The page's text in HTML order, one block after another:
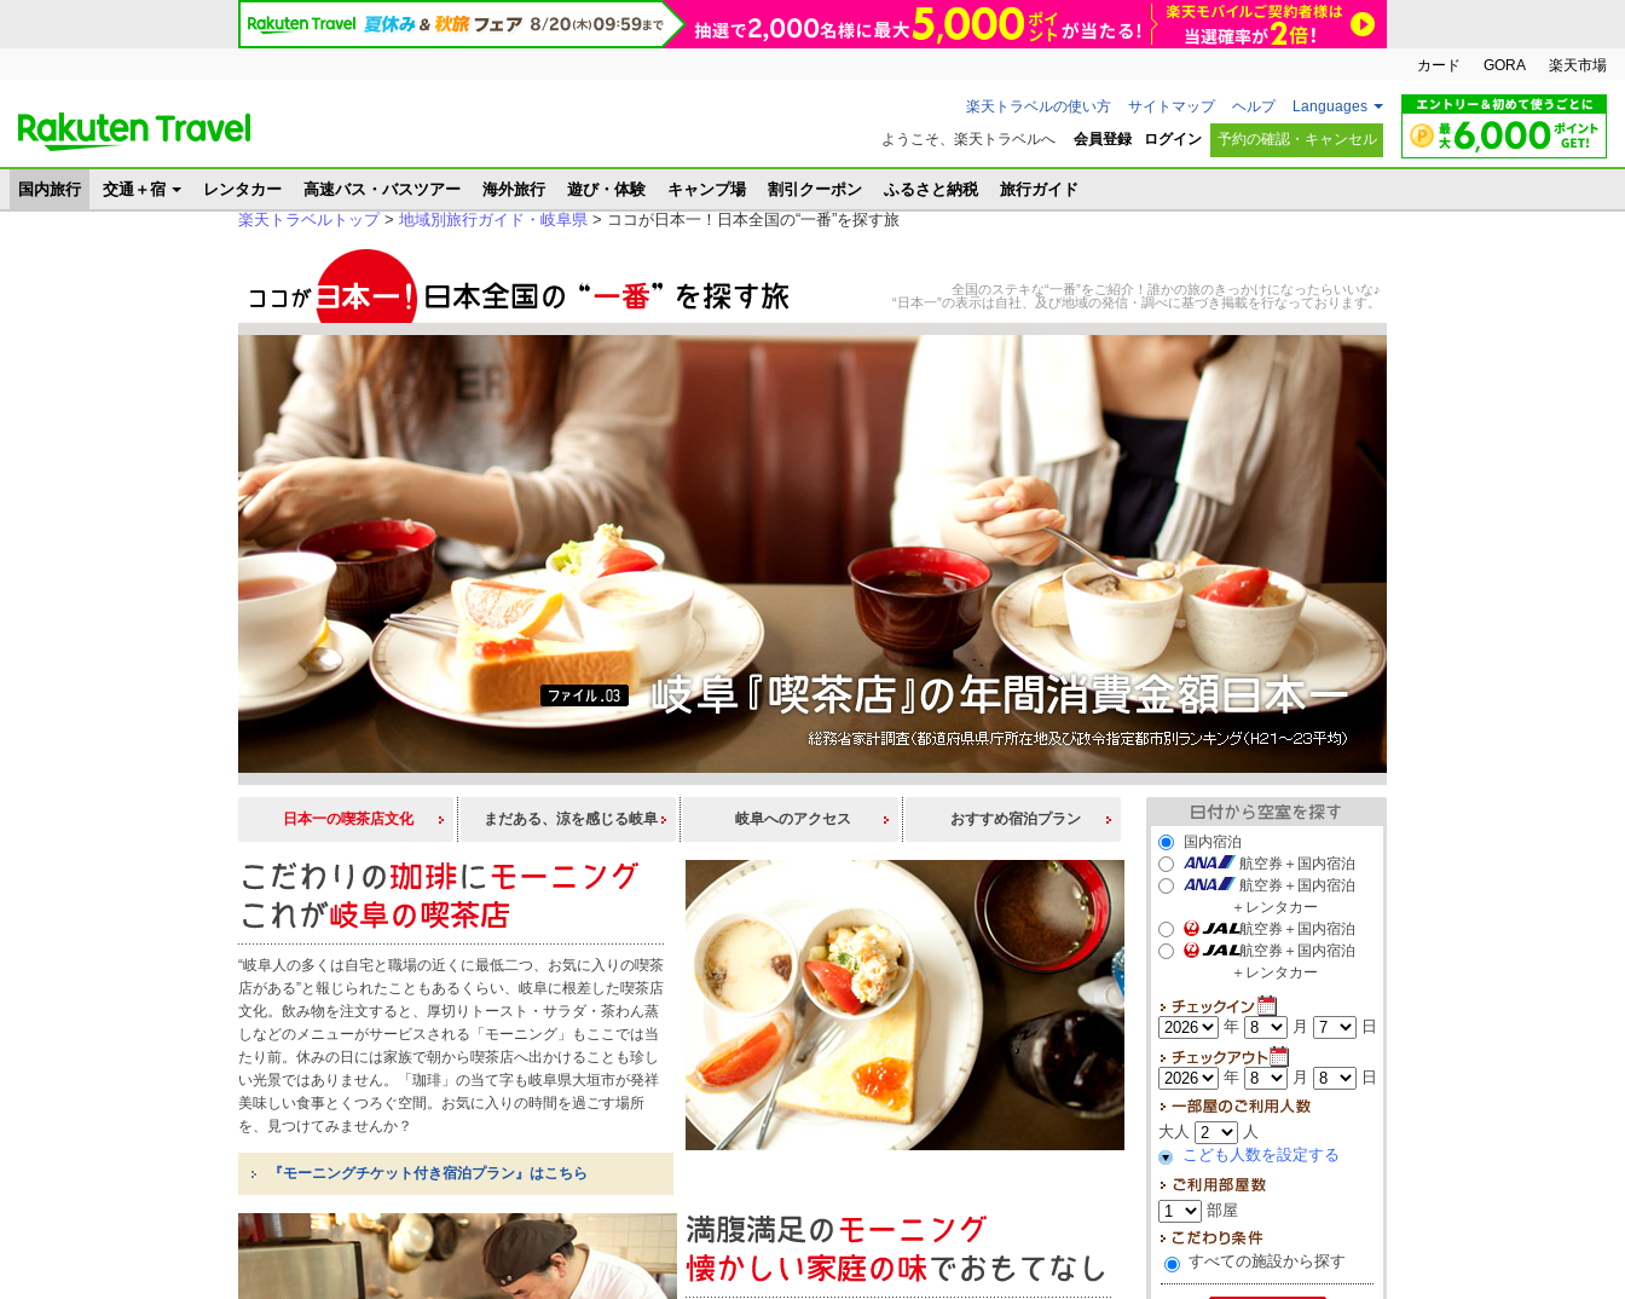
カード GORA 楽天市場
楽天トラベルの使い方 サイトマップ ヘルプ
Languages
予約の確認・キャンセル
ようこそ、楽天トラベルへ 会員登録 ログイン
国内旅行 交通＋宿 レンタカー 高速バス・バスツアー 海外旅行 遊び・体験 キャンプ場 割引クーポン ふるさと納税
旅行ガイド
楽天トラベルトップ> 地域別旅行ガイド・岐阜県 > ココが日本一！日本全国の“一番”を探す旅
全国のステキな“一番”をご紹介！誰かの旅のきっかけになったらいいな♪
“日本一”の表示は自社、及び地域の発信・調べに基づき掲載を行なっております。
日本一の喫茶店文化 まだある、涼を感じる岐阜 岐阜へのアクセス おすすめ宿泊プラン
“岐阜人の多くは自宅と職場の近くに最低二つ、お気に入りの喫茶
店がある”と報じられたこともあるくらい、岐阜に根差した喫茶店
文化。飲み物を注文すると、厚切りトースト・サラダ・茶わん蒸
しなどのメニューがサービスされる「モーニング」もここでは当
たり前。休みの日には家族で朝から喫茶店へ出かけることも珍し
い光景ではありません。「珈琲」の当て字も岐阜県大垣市が発祥
美味しい食事とくつろぐ空間。お気に入りの時間を過ごす場所
を、見つけてみませんか？
『モーニングチケット付き宿泊プラン』はこちら
国内宿泊
航空券＋国内宿泊
航空券＋国内宿泊
＋レンタカー
航空券＋国内宿泊
航空券＋国内宿泊
＋レンタカー
年 月 日
年 月 日
大人
人
こども人数を設定する
部屋
すべての施設から探す